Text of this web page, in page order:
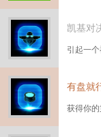
凯基对
引起一
有盘就
获得你